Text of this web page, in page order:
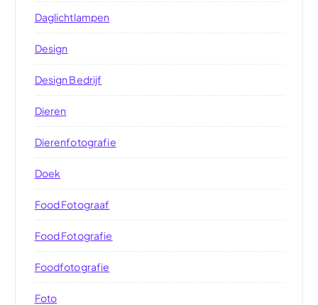
Daglichtlampen
Design
Design Bedrijf
Dieren
Dierenfotografie
Doek
Food Fotograaf
Food Fotografie
Foodfotografie
Foto